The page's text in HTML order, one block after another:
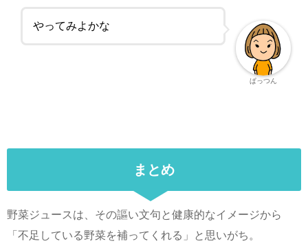
やってみよかな
ぱっつん
まとめ
野菜ジュースは、その謳い文句と健康的なイメージから
「不足している野菜を補ってくれる」と思いがち。